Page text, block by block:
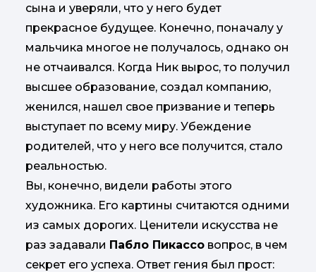
сына и уверяли, что у него будет
прекрасное будущее. Конечно, поначалу у
мальчика многое не получалось, однако он
не отчаивался. Когда Ник вырос, то получил
высшее образование, создал компанию,
женился, нашел свое призвание и теперь
выступает по всему миру. Убеждение
родителей, что у него все получится, стало
реальностью.
Вы, конечно, видели работы этого
художника. Его картины считаются одними
из самых дорогих. Ценители искусства не
раз задавали Пабло Пикассо вопрос, в чем
секрет его успеха. Ответ гения был прост: